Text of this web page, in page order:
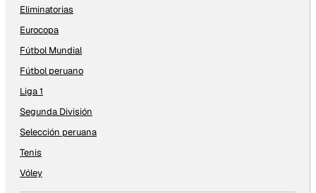
Eliminatorias
Eurocopa
Fútbol Mundial
Fútbol peruano
Liga 1
Segunda División
Selección peruana
Tenis
Vóley